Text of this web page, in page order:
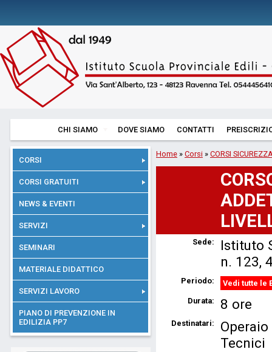
CHI SIAMO DOVE SIAMO CONTATTI
CORSI
CORSI GRATUITI
NEWS & EVENTI
SERVIZI
SEMINARI
MATERIALE DIDATTICO
SERVIZI LAVORO
PIANO DI PREVENZIONE IN
EDILIZIA PP7
Home » Corsi » CORSI
Sede:
Istituto
n. 123,
Periodo:
Vedi tutte le
Durata:
8 ore
Destinatari:
Operaio
Tecnici